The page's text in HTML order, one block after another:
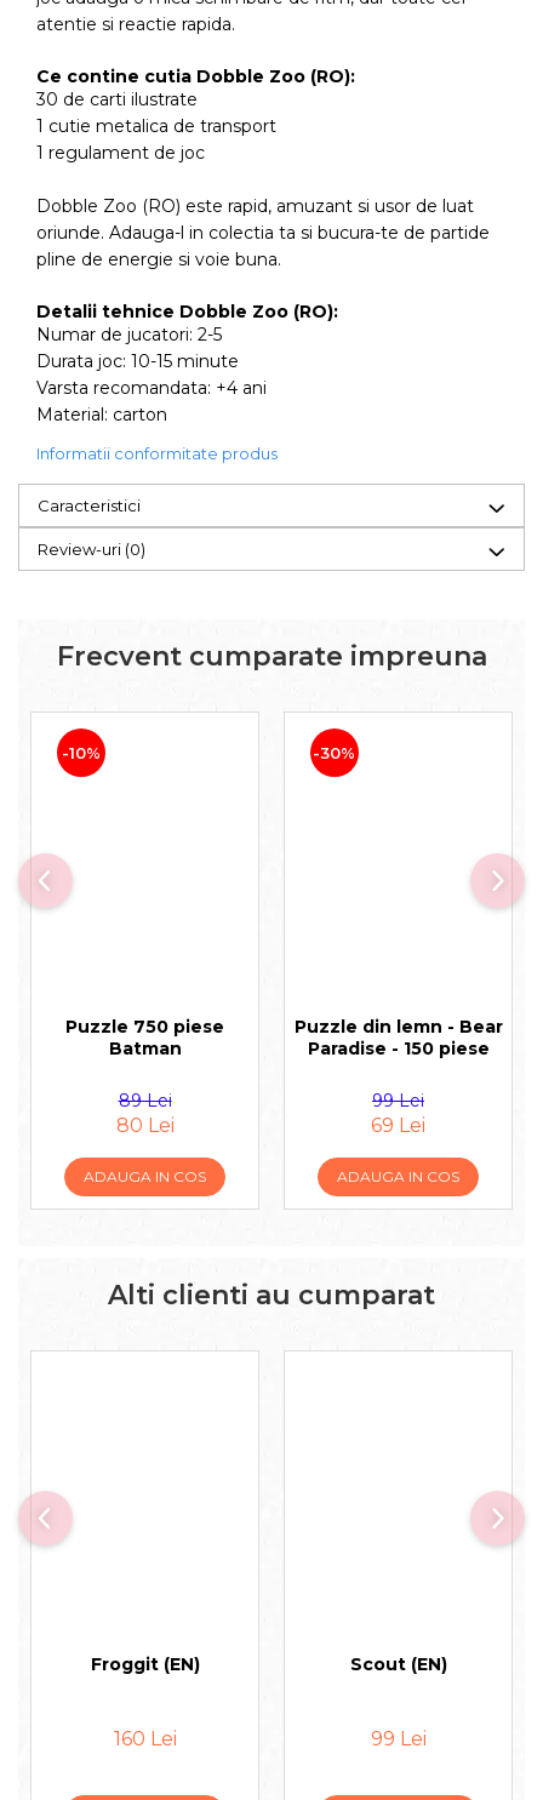
atentie si reactie rapida.
Ce contine cutia Dobble Zoo (RO):
30 de carti ilustrate
1 cutie metalica de transport
1 regulament de joc
Dobble Zoo (RO) este rapid, amuzant si usor de luat
oriunde. Adauga-l in colectia ta si bucura-te de partide
pline de energie si voie buna.
Detalii tehnice Dobble Zoo (RO):
Numar de jucatori: 2-5
Durata joc: 10-15 minute
Varsta recomandata: +4 ani
Material: carton
Informatii conformitate produs
Caracteristici
Review-uri (0)
Frecvent cumparate impreuna
-10%
Puzzle 750 piese
Batman
89 Lei
80 Lei
ADAUGA IN COS
-30%
Puzzle din lemn - Bear
Paradise - 150 piese
99 Lei
69 Lei
ADAUGA IN COS
Alti clienti au cumparat
Froggit (EN)
160 Lei
Scout (EN)
99 Lei